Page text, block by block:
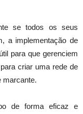
se todos os seus
a implementação de
para que gerenciem
criar uma rede de
marcante.
de forma eficaz e